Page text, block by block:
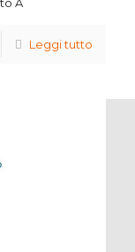
Leggi tutto